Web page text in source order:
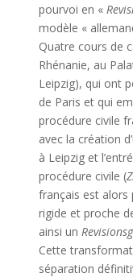
pourvoi en «
modèle «
Quatre cours de
Rhénanie, au
Leipzig), qui ont
de Paris et qui
procédure civile
avec la création
à Leipzig et
procédure civile (
français est
rigide et proche
ainsi un
Cette
séparation